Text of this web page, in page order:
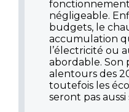
négligeable.
budgets, le
accumulation
l’électricité ou
abordable. Son
alentours des
toutefois les
seront pas